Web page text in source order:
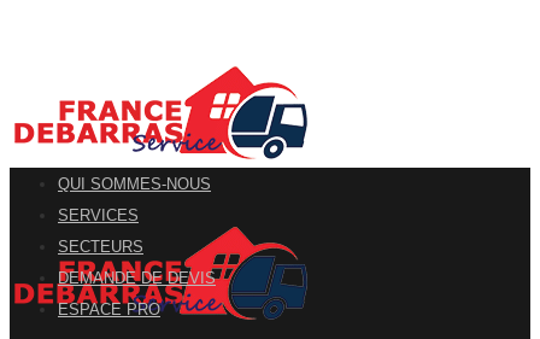
QUI SOMMES-NOUS
SERVICES
SECTEURS
DEMANDE DE DEVIS
ESPACE PRO